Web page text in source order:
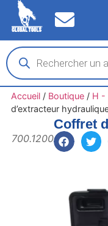
Accueil/ Boutique/ H -
d’extracteur
Coffret
700.1200